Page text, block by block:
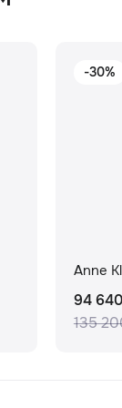
-30%
Anne
94
135